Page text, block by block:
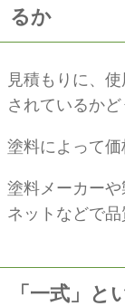
るか
見積もりに、
されているかど
塗料によって価
塗料メーカー
ネットなどで品
「一式」